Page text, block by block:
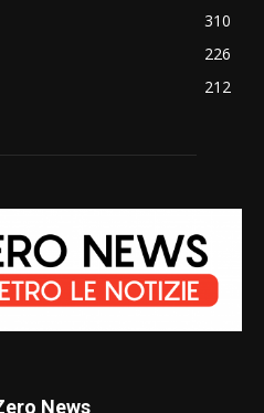
310
226
212
News